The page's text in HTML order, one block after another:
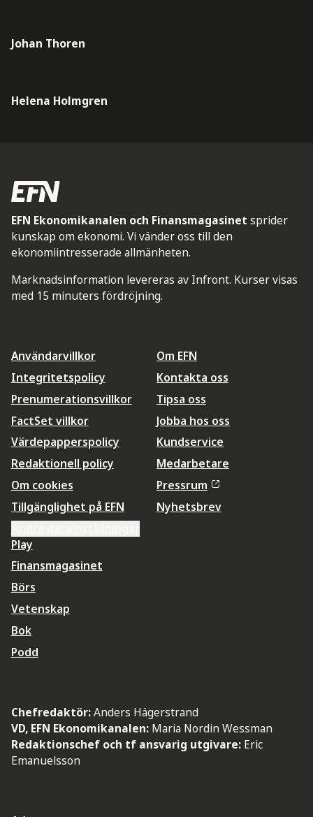
Johan Thoren
Helena Holmgren
EFN Ekonomikanalen och Finansmagasinet sprider
kunskap om ekonomi. Vi vänder oss till den
ekonomiintresserade allmänheten.
Marknadsinformation levereras av Infront. Kurser visas
med 15 minuters fördröjning.
Användarvillkor
Integritetspolicy
Prenumerationsvillkor
FactSet villkor
Värdepapperspolicy
Redaktionell policy
Om cookies
Tillgänglighet på EFN
Om EFN
Kontakta oss
Tipsa oss
Jobba hos oss
Kundservice
Medarbetare
Pressrum
Nyhetsbrev
Play
Finansmagasinet
Börs
Vetenskap
Bok
Podd
Chefredaktör:Anders Hägerstrand
VD, EFN Ekonomikanalen: Maria Nordin Wessman
Redaktionschef och tf ansvarig utgivare: Eric
Emanuelsson